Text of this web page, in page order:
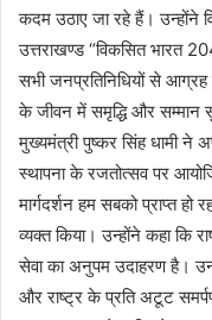
कदम उठाए जा रहे हैं। उन्होंने
उत्तराखण्ड “विकसित भारत
सभी जनप्रतिनिधियों से
के जीवन में समृद्धि और सम्मान
मुख्यमंत्री पुष्कर सिंह धामी ने
स्थापना के रजतोत्सव पर
मार्गदर्शन हम सबको प्राप्त
व्यक्त किया। उन्होंने कहा कि
सेवा का अनुपम उदाहरण है।
और राष्ट्र के प्रति अटूट